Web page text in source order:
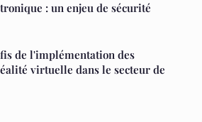
: un enjeu de sécurité
de l'implémentation des
virtuelle dans le secteur de